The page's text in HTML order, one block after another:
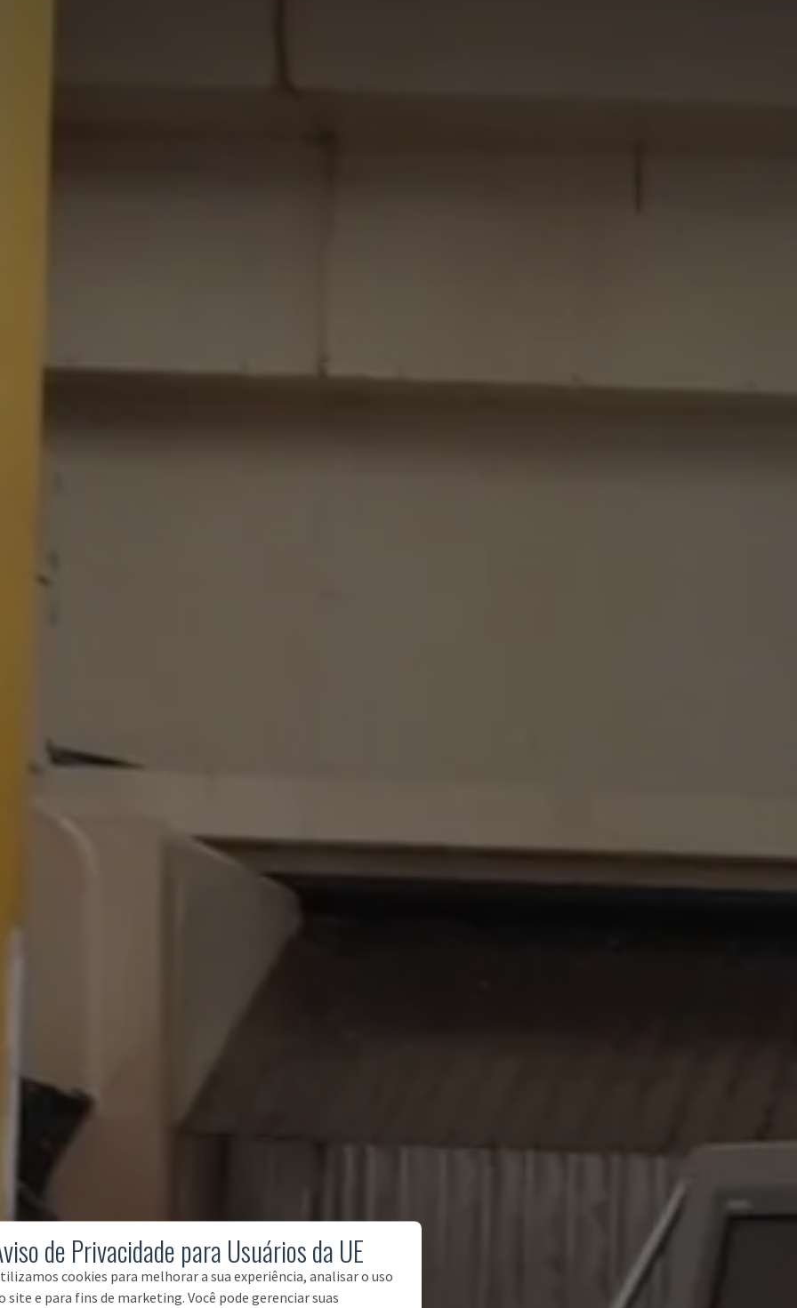
de Privacidade para Usuários da UE
cookies para melhorar a sua experiência, analisar o uso
site e para fins de marketing. Você pode gerenciar suas